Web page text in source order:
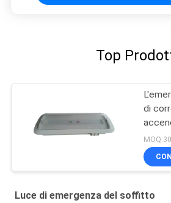
Top
di
Luce di emergenza del soffitto